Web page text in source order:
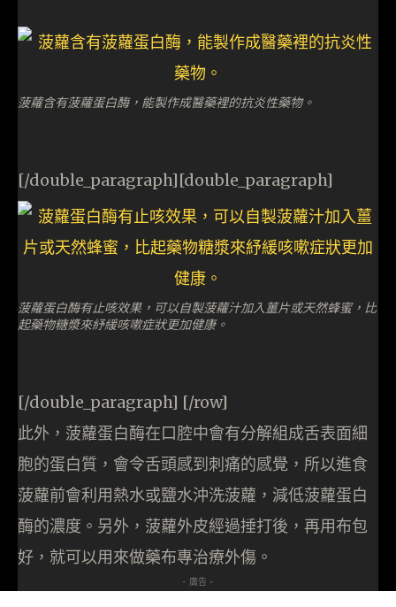
菠蘿含有菠蘿蛋白酶，能製作成醫藥裡的抗炎性藥物。
[/double_paragraph][double_paragraph]
菠蘿蛋白酶有止咳效果，可以自製菠蘿汁加入薑片或天然蜂蜜，比
起藥物糖漿來紓緩咳嗽症狀更加健康。
[/double_paragraph] [/row]
此外，菠蘿蛋白酶在口腔中會有分解組成舌表面細
胞的蛋白質，會令舌頭感到刺痛的感覺，所以進食
菠蘿前會利用熱水或鹽水沖洗菠蘿，減低菠蘿蛋白
酶的濃度。另外，菠蘿外皮經過捶打後，再用布包
好，就可以用來做藥布專治療外傷。
- 廣告 -